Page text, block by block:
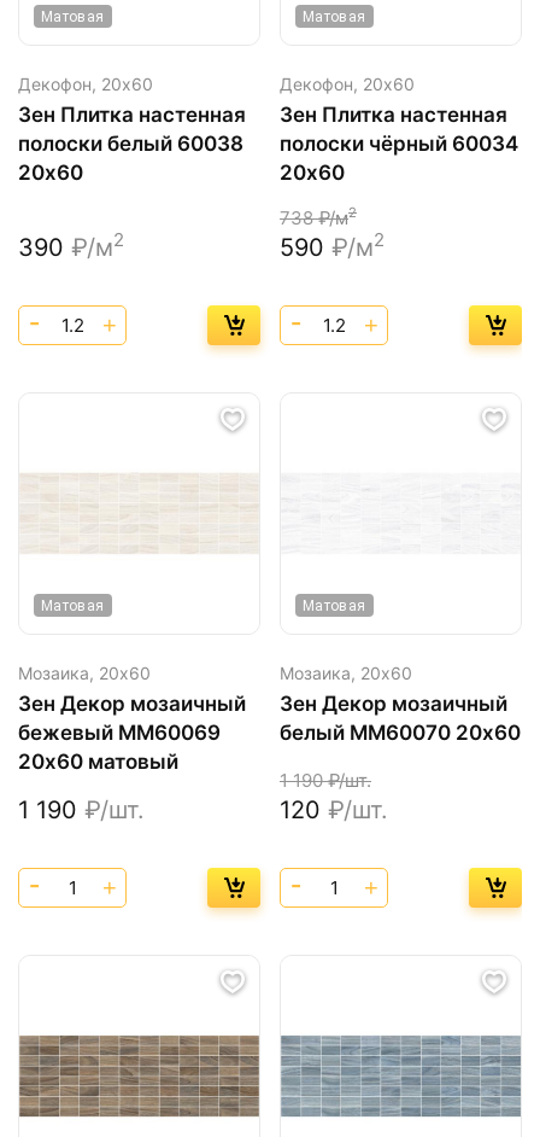
Матовая
Декофон, 20х60
Зен Плитка настенная
полоски белый 60038
20х60
390 ₽/м2
Матовая
Декофон, 20х60
Зен Плитка настенная
полоски чёрный 60034
20х60
738₽/м2
590 ₽/м2
Матовая
Мозаика, 20х60
Зен Декор мозаичный
бежевый ММ60069
20х60 матовый
1 190 ₽/шт.
Матовая
Мозаика, 20х60
Зен Декор мозаичный
белый MM60070 20х60
1 190₽/шт.
120 ₽/шт.